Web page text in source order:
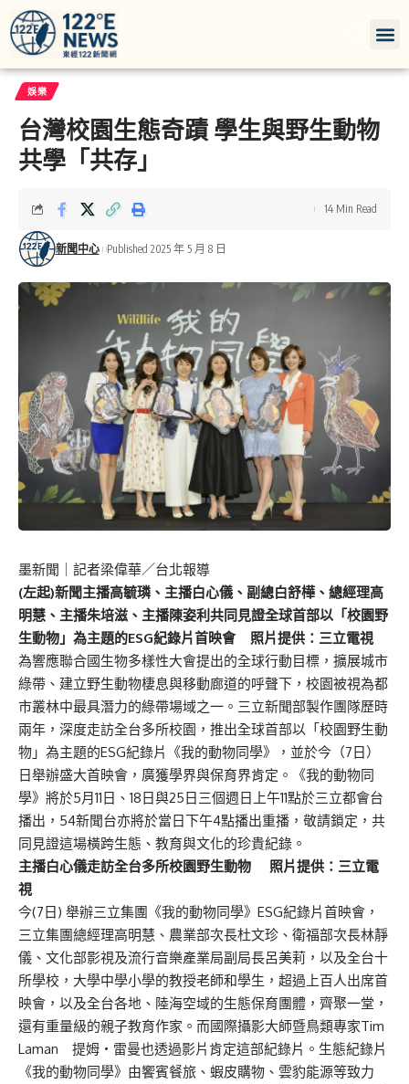
娛樂
台灣校園生態奇蹟 學生與野生動物
共學「共存」
新聞中心 Published 2025 年 5 月 8 日
14 Min Read
墨新聞 ｜記者梁偉華／台北報導
(左起)新聞主播高毓璘、主播白心儀、副總白舒樺、總經理高
明慧、主播朱培滋、主播陳姿利共同見證全球首部以「校園野
生動物」為主題的ESG紀錄片首映會 照片提供：三立電視
為響應聯合國生物多樣性大會提出的全球行動目標，擴展城市
綠帶、建立野生動物棲息與移動廊道的呼聲下，校園被視為都
市叢林中最具潛力的綠帶場域之一。三立新聞部製作團隊歷時
兩年，深度走訪全台多所校園，推出全球首部以「校園野生動
物」為主題的ESG紀錄片《我的動物同學》，並於今（7日）
日舉辦盛大首映會，廣獲學界與保育界肯定。《我的動物同
學》將於5月11日、18日與25日三個週日上午11點於三立都會台
播出，54新聞台亦將於當日下午4點播出重播，敬請鎖定，共
同見證這場橫跨生態、教育與文化的珍貴紀錄。
主播白心儀走訪全台多所校園野生動物 照片提供：三立電
視
今(7日) 舉辦三立集團《我的動物同學》ESG紀錄片首映會，
三立集團總經理高明慧、農業部次長杜文珍、衛福部次長林靜
儀、文化部影視及流行音樂產業局副局長呂美莉，以及全台十
所學校，大學中學小學的教授老師和學生，超過上百人出席首
映會，以及全台各地、陸海空域的生態保育團體，齊聚一堂，
還有重量級的親子教育作家。而國際攝影大師暨鳥類專家Tim
Laman 提姆・雷曼也透過影片肯定這部紀錄片。生態紀錄片
《我的動物同學》由饗賓餐旅、蝦皮購物、雲豹能源等致力